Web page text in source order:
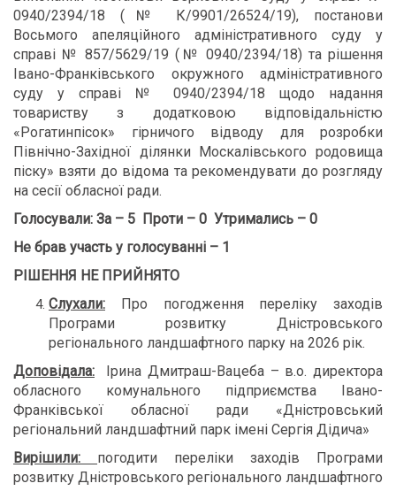
0940/2394/18 (№ К/9901/26524/19), постанови
Восьмого апеляційного адміністративного суду у
справі № 857/5629/19(№ 0940/2394/18) та рішення
Івано-Франківського окружного адміністративного
суду у справі № 0940/2394/18 щодо надання
товариству з додатковою відповідальністю
«Рогатинпісок» гірничого відводу для розробки
Північно-Західної ділянки Москалівського родовища
піску» взяти до відома та рекомендувати до розгляду
на сесії обласної ради.
Голосували: За – 5 Проти – 0 Утримались – 0
Не брав участь у голосуванні – 1
РІШЕННЯ НЕ ПРИЙНЯТО
Слухали: Про погодження переліку заходів
Програми розвитку Дністровського
регіонального ландшафтного парку на 2026 рік.
Доповідала: Ірина Дмитраш-Вацеба – в.о. директора
обласного комунального підприємства Івано-
Франківської обласної ради «Дністровський
регіональний ландшафтний парк імені Сергія Дідича»
Вирішили: погодити переліки заходів Програми
розвитку Дністровського регіонального ландшафтного